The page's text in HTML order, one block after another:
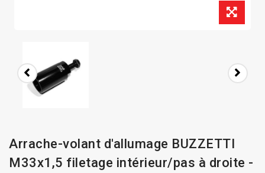
Arrache-volant d'allumage BUZZETTI
M33x1,5 filetage intérieur/pas à droite -